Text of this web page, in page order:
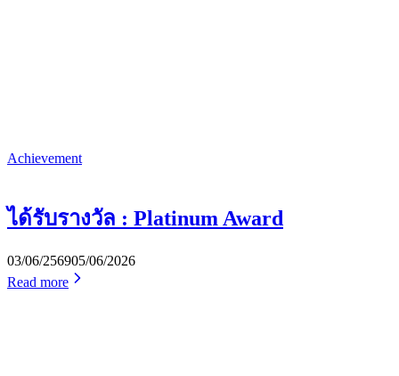
Achievement
ได้รับรางวัล : Platinum Award
03/06/256905/06/2026
Read more